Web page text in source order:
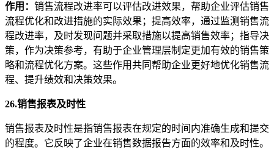
作用 ： 销售流程改进率可以评估改进效果，帮助企业评估销售
流程优化和改进措施的实际效果；提高效率，通过监测销售流
程改进率，及时发现问题并采取措施以提高销售效率；指导决
策，作为决策参考，有助于企业管理层制定更加有效的销售策
略和流程优化方案。这些作用共同帮助企业更好地优化销售流
程、提升绩效和决策效果。
26.销售报表及时性
销售报表及时性是指销售报表在规定的时间内准确生成和提交
的程度。它反映了企业在销售数据报告方面的效率和及时性。